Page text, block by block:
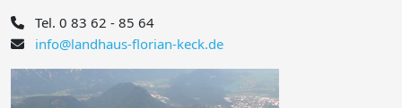
Tel. 0 83 62 - 85 64
info@landhaus-florian-keck.de